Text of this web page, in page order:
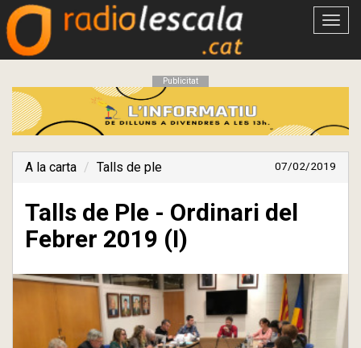
Obrir
Publicitat
A la carta Talls de ple 07/02/2019
Talls de Ple - Ordinari del
Febrer 2019 (I)